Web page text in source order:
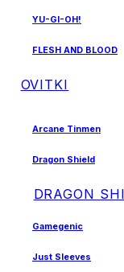
YU-GI-OH!
FLESH AND BLOOD
OVITKI
Arcane Tinmen
Dragon Shield
DRAGON
Gamegenic
Just Sleeves